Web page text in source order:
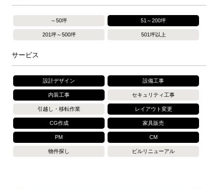
～50坪 51～200坪
201坪～500坪 501坪以上
サービス
設計デザイン 設備工事
内装工事 セキュリティ工事
引越し・移転作業 レイアウト変更
CG作成 家具販売
PM CM
物件探し ビルリニューアル